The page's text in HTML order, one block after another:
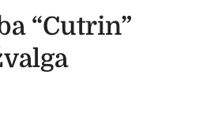
“Cutrin”